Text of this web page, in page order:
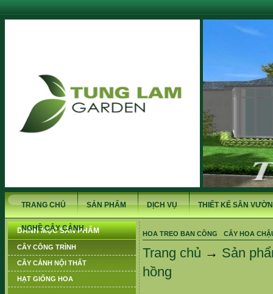
TRANG CHỦ SẢN PHẨM DỊCH VỤ THIẾT KẾ SÂN VƯỜN
NGHỀ CÂY CẢNH
DANH MỤC SẢN PHẨM
CÂY CÔNG TRÌNH
CÂY CẢNH NỘI THẤT
HẠT GIỐNG HOA
HOA TREO BAN CÔNG CÂY HOA
Trang chủ → Sản
hồng